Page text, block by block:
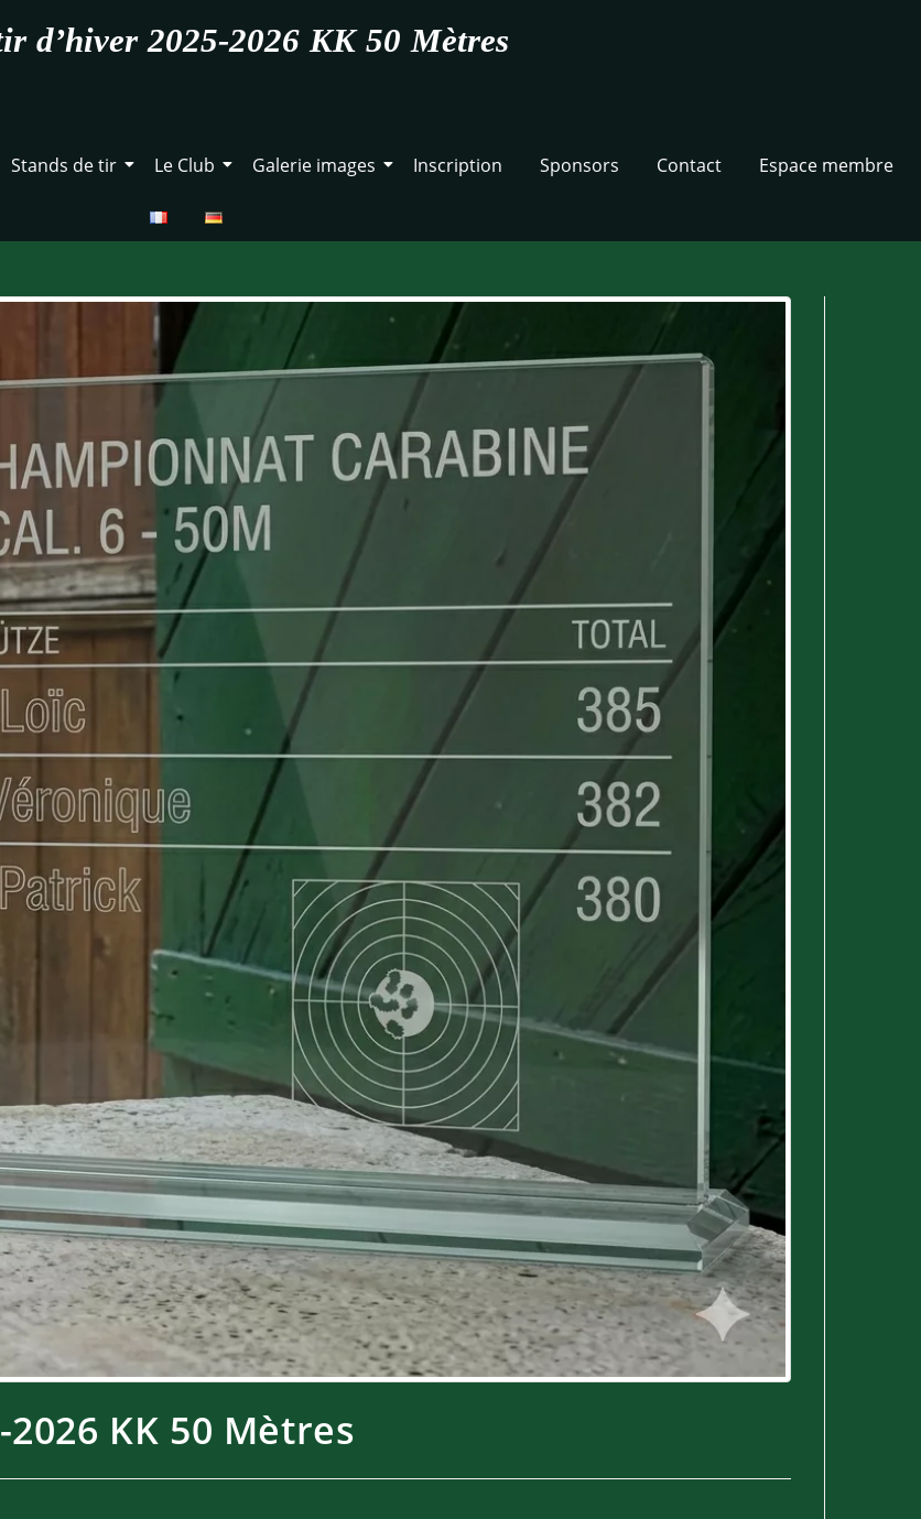
d’hiver 2025-2026 KK 50 Mètres
Stands de tir Le Club Galerie images Inscription Sponsors Contact Espace membre
KK 50 Mètres